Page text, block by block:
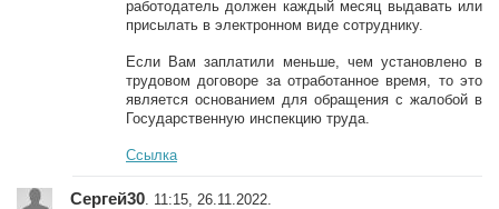
работодатель должен каждый месяц выдавать или
присылать в электронном виде сотруднику.
Если Вам заплатили меньше, чем установлено в
трудовом договоре за отработанное время, то это
является основанием для обращения с жалобой в
Государственную инспекцию труда.
Ссылка
Сергей30 . 11:15, 26.11.2022.